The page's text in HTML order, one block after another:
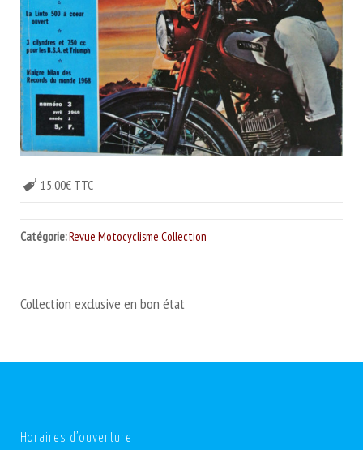
15,00€ TTC
Catégorie:Revue Motocyclisme Collection
Collection exclusive en bon état
Horaires d’ouverture